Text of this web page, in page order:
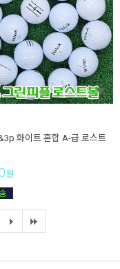
화이트 혼합 A-급 로스트
원